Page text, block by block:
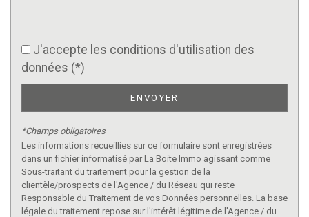
J'accepte les conditions d'utilisation des
données (*)
ENVOYER
*Champs obligatoires
Les informations recueillies sur ce formulaire sont enregistrées
dans un fichier informatisé par La Boite Immo agissant comme
Sous-traitant du traitement pour la gestion de la
clientèle/prospects de l'Agence / du Réseau qui reste
Responsable du Traitement de vos Données personnelles. La base
légale du traitement repose sur l'intérêt légitime de l'Agence / du